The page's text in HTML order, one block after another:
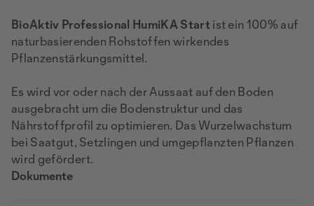
BioAktiv Professional HumiKA Start ist ein 100% auf
naturbasierenden Rohstoffen wirkendes
Pflanzenstärkungsmittel.
Es wird vor oder nach der Aussaat auf den Boden
ausgebracht um die Bodenstruktur und das
Nährstoffprofil zu optimieren. Das Wurzelwachstum
bei Saatgut, Setzlingen und umgepflanzten Pflanzen
wird gefördert.
Dokumente